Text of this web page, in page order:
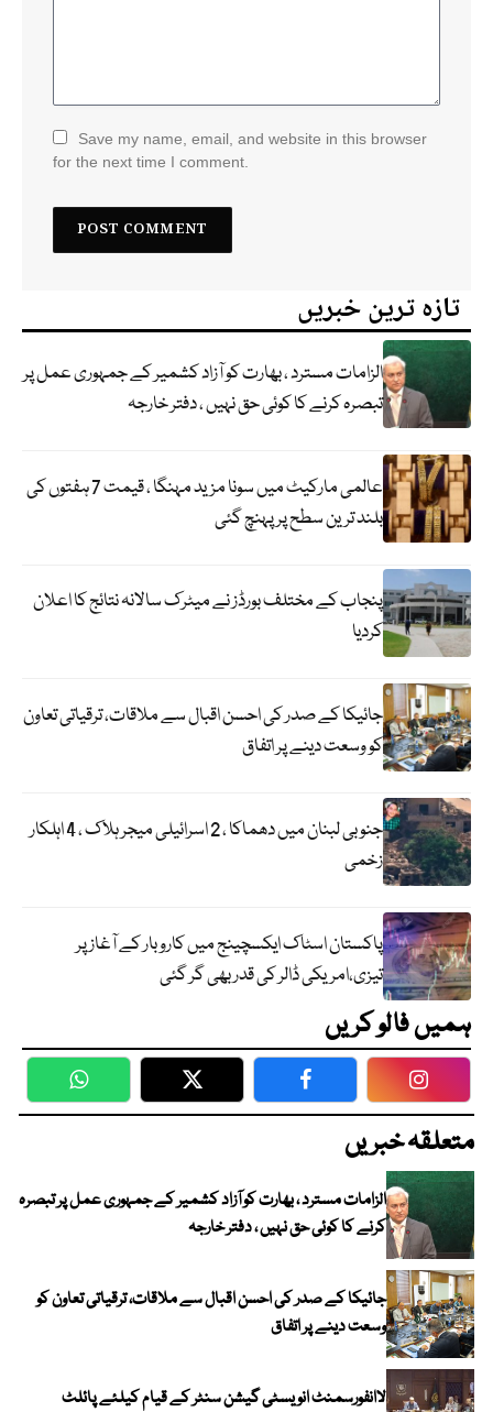
Save my name, email, and website in this browser
for the next time I comment.
تازہ ترین خبریں
الزامات مسترد ، بھارت کو آزاد کشمیر کے جمہوری عمل پر
تبصرہ کرنے کا کوئی حق نہیں ، دفتر خارجہ
عالمی مارکیٹ میں سونا مزید مہنگا ، قیمت 7 ہفتوں کی
بلند ترین سطح پر پہنچ گئی
پنجاب کے مختلف بورڈز نے میٹرک سالانہ نتائج کا اعلان
کردیا
جائیکا کے صدر کی احسن اقبال سے ملاقات، ترقیاتی تعاون
کو وسعت دینے پر اتفاق
جنوبی لبنان میں دھماکا ، 2 اسرائیلی میجر ہلاک ، 4 اہلکار
زخمی
پاکستان اسٹاک ایکسچینج میں کاروبار کے آغاز پر
تیزی،امریکی ڈالر کی قدر بھی گر گئی
ہمیں فالو کریں
WhatsApp Twitter Facebook
متعلقہ خبریں
الزامات مسترد ، بھارت کو آزاد کشمیر کے جمہوری عمل پر تبصرہ
کرنے کا کوئی حق نہیں ، دفتر خارجہ
جائیکا کے صدر کی احسن اقبال سے ملاقات، ترقیاتی تعاون کو
وسعت دینے پر اتفاق
لاانفورسمنٹ انویسٹی گیشن سنٹر کے قیام کیلئے پائلٹ